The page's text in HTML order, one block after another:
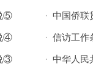
⑤
④
③
· 中国侨联
行）
· 信访工作
· 中华人民